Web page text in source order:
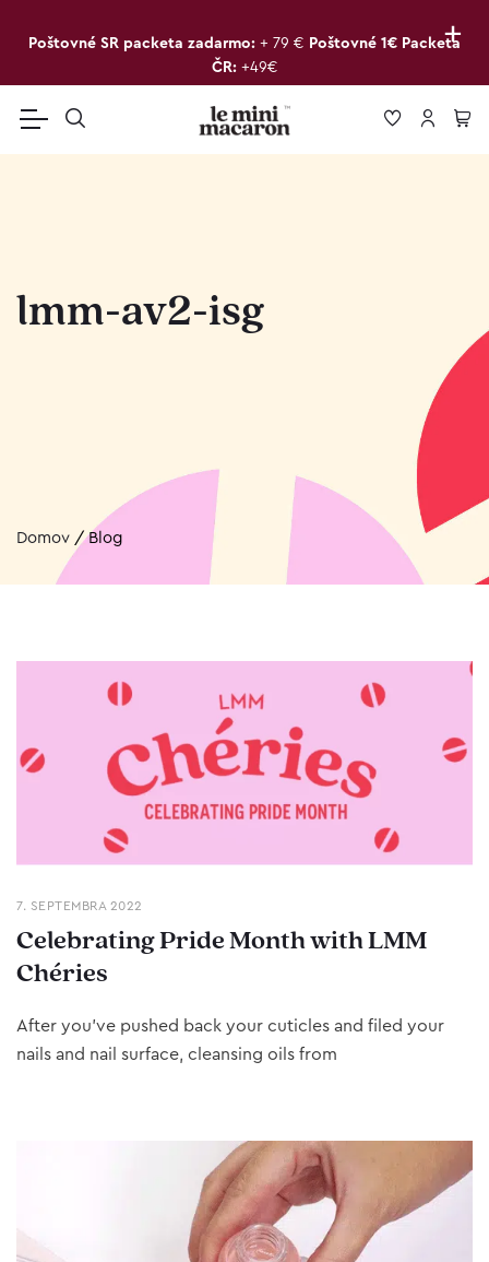
+
Poštovné SR packeta zadarmo: + 79 € Poštovné 1€ Packeta
ČR: +49€
lmm-av2-isg
Domov /Blog
7. SEPTEMBRA 2022
Celebrating Pride Month with LMM
Chéries
After you’ve pushed back your cuticles and filed your
nails and nail surface, cleansing oils from